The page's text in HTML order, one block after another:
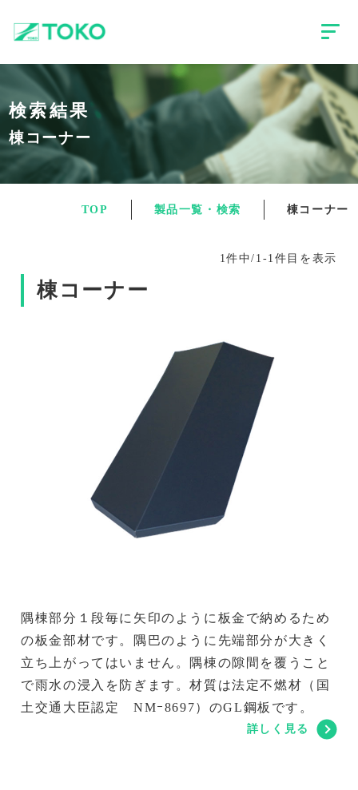
検索結果
棟コーナー
TOP 製品一覧・検索 棟コーナー
1件中/1-1件目を表示
棟コーナー
隅棟部分１段毎に矢印のように板金で納めるため
の板金部材です。隅巴のように先端部分が大きく
立ち上がってはいません。隅棟の隙間を覆うこと
で雨水の浸入を防ぎます。材質は法定不燃材（国
土交通大臣認定 NMｰ8697）のGL鋼板です。
詳しく見る